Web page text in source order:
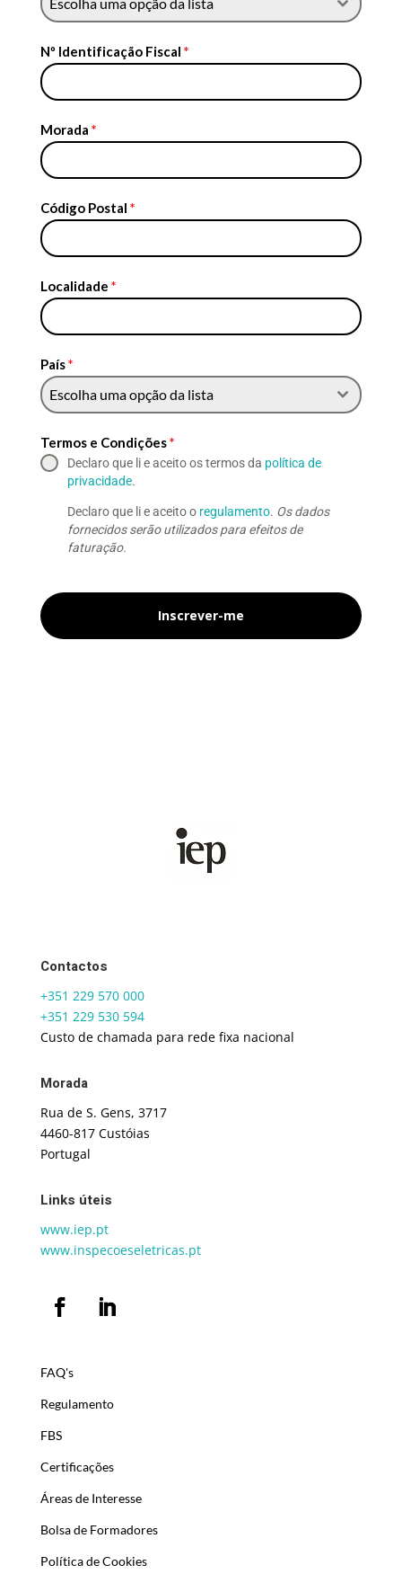
Escolha uma opção da lista
Nº Identificação Fiscal *
Morada *
Código Postal *
Localidade *
País*
Escolha uma opção da lista
Termos e Condições*
Declaro que li e aceito os termos da política de
privacidade.
Declaro que li e aceito o regulamento. Os dados
fornecidos serão utilizados para efeitos de
faturação.
Inscrever-me
Contactos
+351 229 570 000
+351 229 530 594
Custo de chamada para rede fixa nacional
Morada
Rua de S. Gens, 3717
4460-817 Custóias
Portugal
Links úteis
www.iep.pt
www.inspecoeseletricas.pt
FAQ's
Regulamento
FBS
Certificações
Áreas de Interesse
Bolsa de Formadores
Política de Cookies